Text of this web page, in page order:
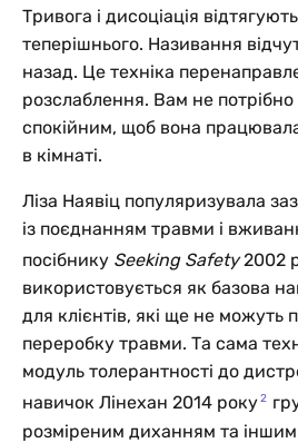
Тривога і дисоціація
теперішнього. Називання
назад. Це техніка
розслаблення. Вам не
спокійним, щоб вона
в кімнаті.
Ліза Наявіц популяризувала
із поєднанням травми і
посібнику Seeking Safety2002
використовується як базова
для клієнтів, які ще не можуть
переробку травми. Та сама
модуль толерантності до
навичок Лінехан 2014 року2
розміреним диханням та